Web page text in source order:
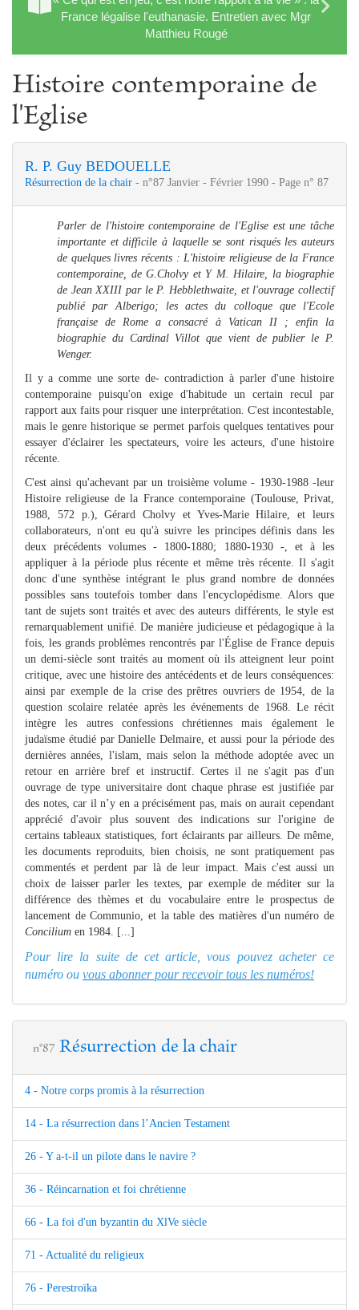
France légalise l'euthanasie. Entretien avec Mgr
Matthieu Rougé
Histoire contemporaine de
l'Eglise
R. P. Guy BEDOUELLE
Résurrection de la chair - n°87 Janvier - Février 1990 - Page n° 87
Parler de l'histoire contemporaine de l'Eglise est une tâche
importante et difficile à laquelle se sont risqués les auteurs
de quelques livres récents : L'histoire religieuse de la France
contemporaine, de G.Cholvy et Y M. Hilaire, la biographie
de Jean XXIII par le P. Hebblethwaite, et l'ouvrage collectif
publié par Alberigo; les actes du colloque que l'Ecole
française de Rome a consacré à Vatican II ; enfin la
biographie du Cardinal Villot que vient de publier le P.
Wenger.
Il y a comme une sorte de- contradiction à parler d'une histoire
contemporaine puisqu'on exige d'habitude un certain recul par
rapport aux faits pour risquer une interprétation. C'est incontestable,
mais le genre historique se permet parfois quelques tentatives pour
essayer d'éclairer les spectateurs, voire les acteurs, d'une histoire
récente.
C'est ainsi qu'achevant par un troisième volume - 1930-1988 -leur
Histoire religieuse de la France contemporaine (Toulouse, Privat,
1988, 572 p.), Gérard Cholvy et Yves-Marie Hilaire, et leurs
collaborateurs, n'ont eu qu'à suivre les principes définis dans les
deux précédents volumes - 1800-1880; 1880-1930 -, et à les
appliquer à la période plus récente et même très récente. Il s'agit
donc d'une synthèse intégrant le plus grand nombre de données
possibles sans toutefois tomber dans l'encyclopédisme. Alors que
tant de sujets sont traités et avec des auteurs différents, le style est
remarquablement unifié. De manière judicieuse et pédagogique à la
fois, les grands problèmes rencontrés par l'Église de France depuis
un demi-siècle sont traités au moment où ils atteignent leur point
critique, avec une histoire des antécédents et de leurs conséquences:
ainsi par exemple de la crise des prêtres ouvriers de 1954, de la
question scolaire relatée après les événements de 1968. Le récit
intègre les autres confessions chrétiennes mais également le
judaïsme étudié par Danielle Delmaire, et aussi pour la période des
dernières années, l'islam, mais selon la méthode adoptée avec un
retour en arrière bref et instructif. Certes il ne s'agit pas d'un
ouvrage de type universitaire dont chaque phrase est justifiée par
des notes, car il n’y en a précisément pas, mais on aurait cependant
apprécié d'avoir plus souvent des indications sur l'origine de
certains tableaux statistiques, fort éclairants par ailleurs. De même,
les documents reproduits, bien choisis, ne sont pratiquement pas
commentés et perdent par là de leur impact. Mais c'est aussi un
choix de laisser parler les textes, par exemple de méditer sur la
différence des thèmes et du vocabulaire entre le prospectus de
lancement de Communio, et la table des matières d'un numéro de
Concilium en 1984. [...]
Pour lire la suite de cet article, vous pouvez acheter ce
numéro ou vous abonner pour recevoir tous les numéros!
n°87 Résurrection de la chair
4 - Notre corps promis à la résurrection
14 - La résurrection dans l’Ancien Testament
26 - Y a-t-il un pilote dans le navire ?
36 - Réincarnation et foi chrétienne
66 - La foi d'un byzantin du XlVe siècle
71 - Actualité du religieux
76 - Perestroïka